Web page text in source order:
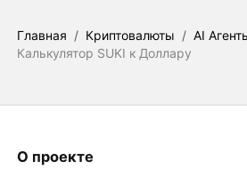
Главная / Криптовалюты / AI
Калькулятор SUKI к Доллару
О проекте